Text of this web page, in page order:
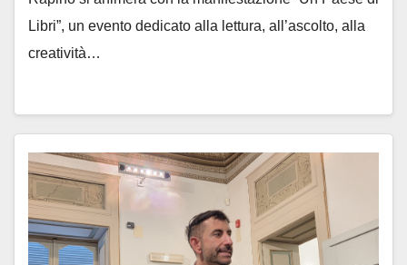
Libri”, un evento dedicato alla lettura, all’ascolto, alla
creatività…